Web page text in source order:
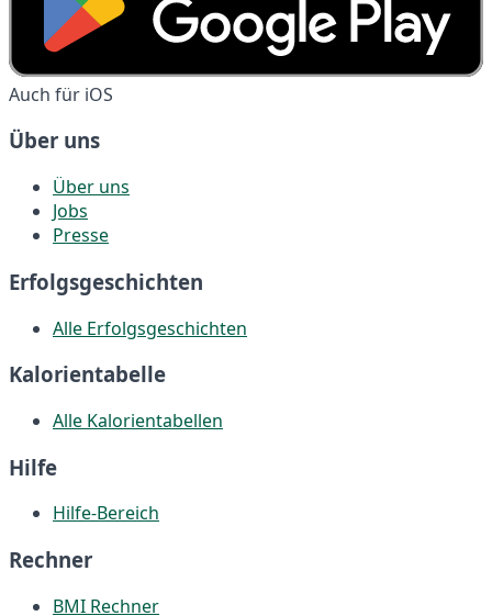
Auch für iOS
Über uns
Über uns
Jobs
Presse
Erfolgsgeschichten
Alle Erfolgsgeschichten
Kalorientabelle
Alle Kalorientabellen
Hilfe
Hilfe-Bereich
Rechner
BMI Rechner